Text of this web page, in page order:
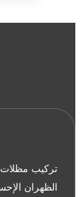
تركيب مظلات
الظهران